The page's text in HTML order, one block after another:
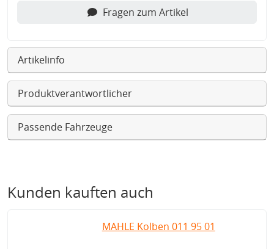
Fragen zum Artikel
Artikelinfo
Produktverantwortlicher
Passende Fahrzeuge
Kunden kauften auch
MAHLE Kolben 011 95 01